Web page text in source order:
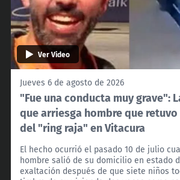
Ver Video
Jueves 6 de agosto de 2026
"Fue una conducta muy grave":
que arriesga hombre que
del "ring raja" en Vitacura
El hecho ocurrió el pasado 10 de julio
hombre salió de su domicilio en estado
exaltación después de que siete niños